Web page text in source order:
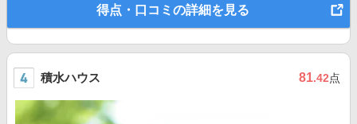
得点・口コミの詳細を見る
積水ハウス 81.42点